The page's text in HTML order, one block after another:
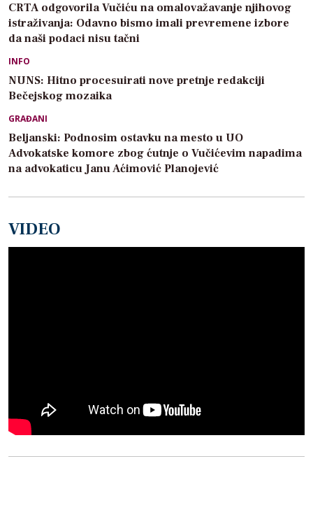
CRTA odgovorila Vučiću na omalovažavanje njihovog
istraživanja: Odavno bismo imali prevremene izbore
da naši podaci nisu tačni
INFO
NUNS: Hitno procesuirati nove pretnje redakciji
Bečejskog mozaika
GRAĐANI
Beljanski: Podnosim ostavku na mesto u UO
Advokatske komore zbog ćutnje o Vučićevim napadima
na advokaticu Janu Aćimović Planojević
VIDEO